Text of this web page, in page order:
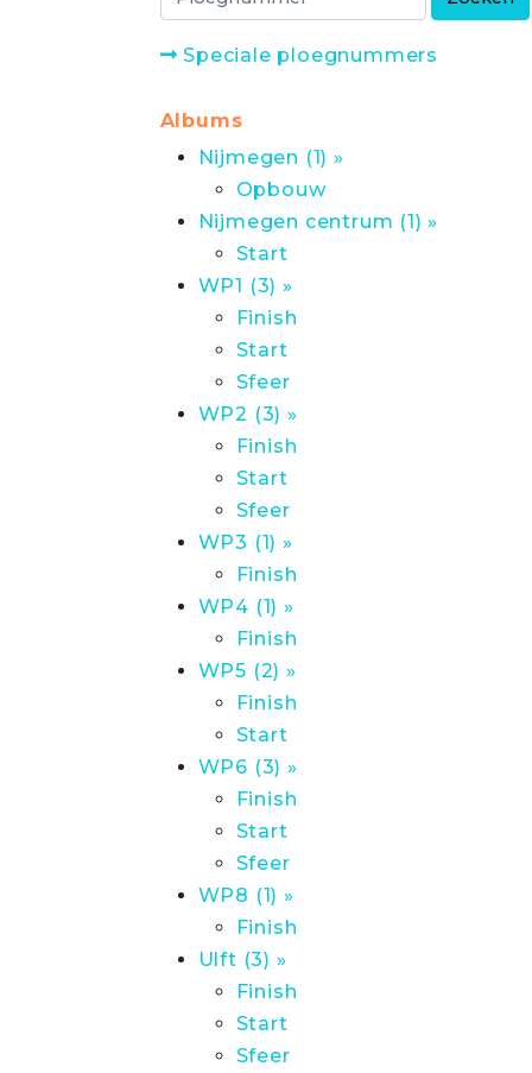
Speciale ploegnummers
Albums
Nijmegen (1) »
Opbouw
Nijmegen centrum (1) »
Start
WP1 (3) »
Finish
Start
Sfeer
WP2 (3) »
Finish
Start
Sfeer
WP3 (1) »
Finish
WP4 (1) »
Finish
WP5 (2) »
Finish
Start
WP6 (3) »
Finish
Start
Sfeer
WP8 (1) »
Finish
Ulft (3) »
Finish
Start
Sfeer